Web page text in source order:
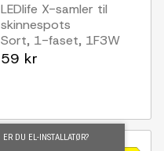
LEDlife X-samler til
skinnespots
Sort, 1-faset, 1F3W
59 kr
ER DU EL-INSTALLATØR?